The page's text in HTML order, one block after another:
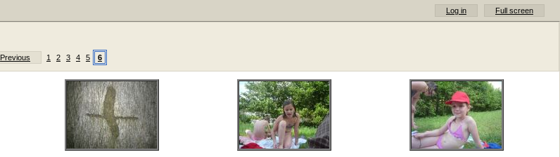
Log in Full screen
Previous 1 2 3 4 5 6